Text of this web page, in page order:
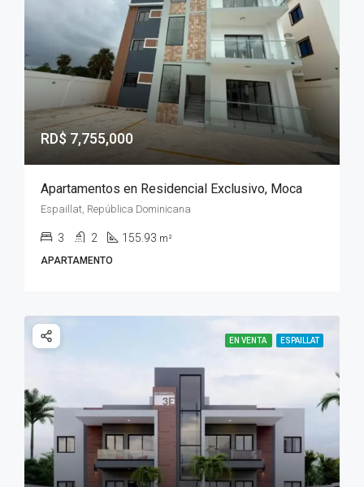
RD$ 7,755,000
Apartamentos en Residencial Exclusivo, Moca
Espaillat, República Dominicana
3 2 155.93 m²
APARTAMENTO
EN VENTA ESPAILLAT